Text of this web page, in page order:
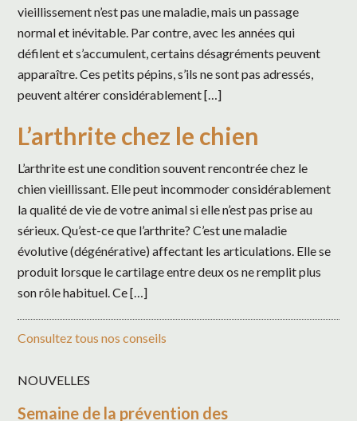
vieillissement n’est pas une maladie, mais un passage
normal et inévitable. Par contre, avec les années qui
défilent et s’accumulent, certains désagréments peuvent
apparaître. Ces petits pépins, s’ils ne sont pas adressés,
peuvent altérer considérablement […]
L’arthrite chez le chien
L’arthrite est une condition souvent rencontrée chez le
chien vieillissant. Elle peut incommoder considérablement
la qualité de vie de votre animal si elle n’est pas prise au
sérieux. Qu’est-ce que l’arthrite? C’est une maladie
évolutive (dégénérative) affectant les articulations. Elle se
produit lorsque le cartilage entre deux os ne remplit plus
son rôle habituel. Ce […]
Consultez tous nos conseils
NOUVELLES
Semaine de la prévention des